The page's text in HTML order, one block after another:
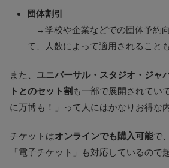
団体割引
→学校や企業などでの団体予約
て、人数によって適用されることも
また、 ユニバーサル・スタジオ・ジャ
トとのセット割 も一部で展開されてい
に万博も！」って人にはかなりお得な
チケットはオンラインでも購入可能で
「電子チケット」も対応しているので